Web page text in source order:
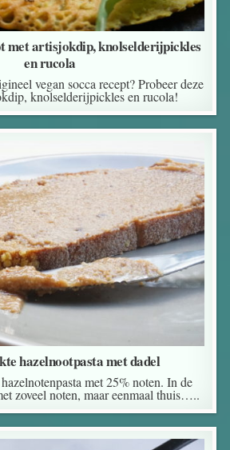
met artisjokdip, knolselderijpickles
en rucola
vegan socca recept? Probeer deze
knolselderijpickles en rucola!
hazelnootpasta met dadel
met 25% noten. In de
zoveel noten, maar eenmaal thuis…..